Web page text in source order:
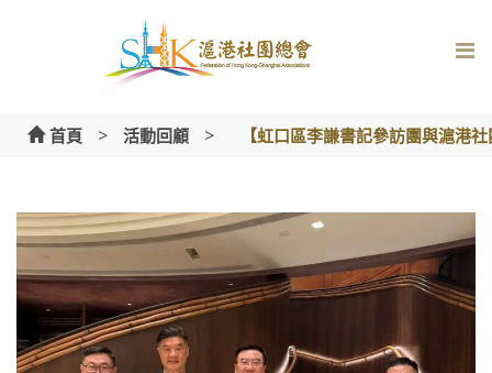
首頁 > 活動回顧 > 【虹口區李謙書記參訪團與滬港